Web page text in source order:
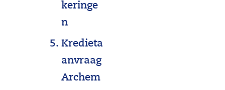
a
r
t
m
keringe
n
Kredieta
anvraag
Archem